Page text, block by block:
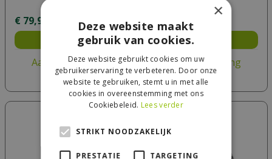
€ 79,99
Bestel
Aan vergelijking
toevoegen
99
Aan vergelijking
toevoegen
×
Deze website maakt
gebruik van cookies.
Deze website gebruikt cookies om uw
gebruikerservaring te verbeteren. Door onze
website te gebruiken, stemt u in met alle
cookies in overeenstemming met ons
Cookiebeleid. Lees verder
STRIKT NOODZAKELIJK
PRESTATIE TARGETING